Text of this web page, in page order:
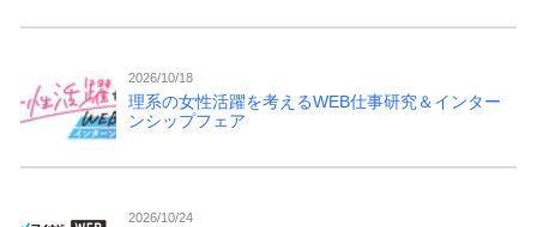
2026/10/18
理系の女性活躍を考えるWEB仕事研究＆インター
ンシップフェア
2026/10/24